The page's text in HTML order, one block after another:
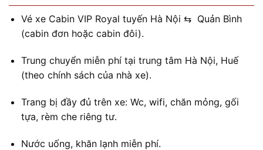
Vé xe Cabin VIP Royal tuyến Hà Nội ⇆ Quản Bình
(cabin đơn hoặc cabin đôi).
Trung chuyển miễn phí tại trung tâm Hà Nội, Huế
(theo chính sách của nhà xe).
Trang bị đầy đủ trên xe: Wc, wifi, chăn mỏng, gối
tựa, rèm che riêng tư.
Nước uống, khăn lạnh miễn phí.